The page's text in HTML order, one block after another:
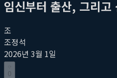
임신부터 출산, 그리
조
조정석
2026년 3월 1일
0